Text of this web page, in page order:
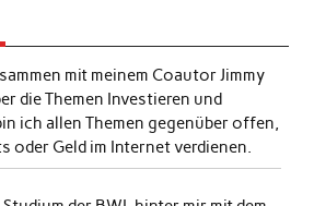
mit meinem Coautor Jimmy
die Themen Investieren und
ich allen Themen gegenüber offen,
oder Geld im Internet verdienen.